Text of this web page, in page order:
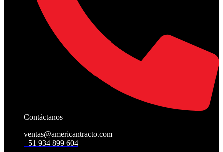
Contáctanos
ventas@americantracto.com
+51 934 899 604